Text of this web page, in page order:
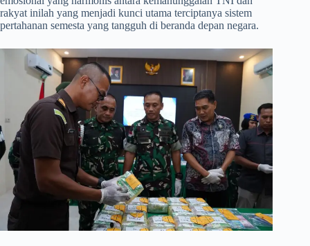
rakyat inilah yang menjadi kunci utama terciptanya sistem
pertahanan semesta yang tangguh di beranda depan negara.